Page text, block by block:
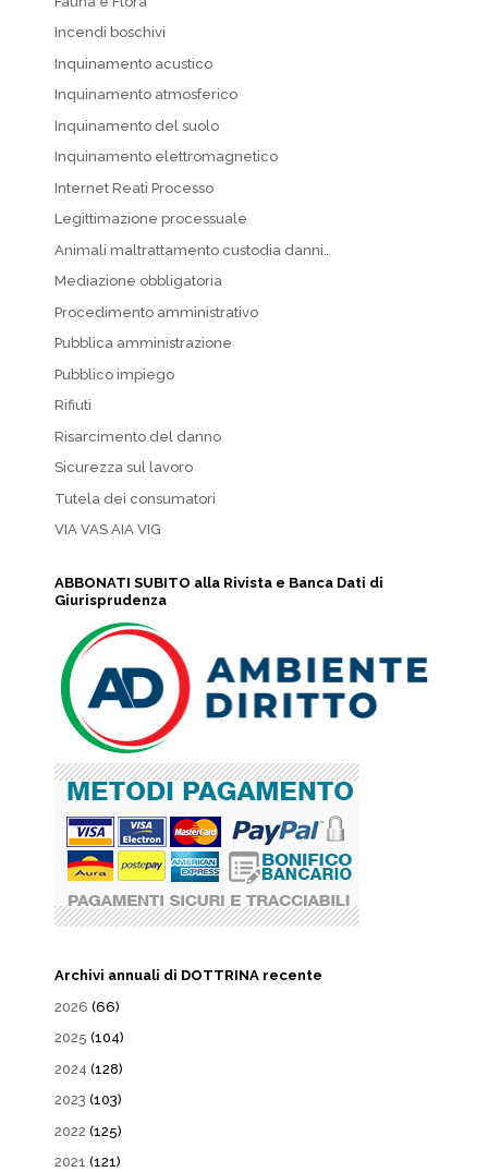
Incendi boschivi
Inquinamento acustico
Inquinamento atmosferico
Inquinamento del suolo
Inquinamento elettromagnetico
Internet Reati Processo
Legittimazione processuale
Animali maltrattamento custodia danni…
Mediazione obbligatoria
Procedimento amministrativo
Pubblica amministrazione
Pubblico impiego
Rifiuti
Risarcimento del danno
Sicurezza sul lavoro
Tutela dei consumatori
VIA VAS AIA VIG
ABBONATI SUBITO alla Rivista e Banca Dati di
Giurisprudenza
Archivi annuali di DOTTRINA recente
2026 (66)
2025 (104)
2024 (128)
2023 (103)
2022 (125)
2021 (121)